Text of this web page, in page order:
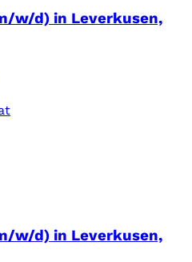
w/d) in Leverkusen,
w/d) in Leverkusen,